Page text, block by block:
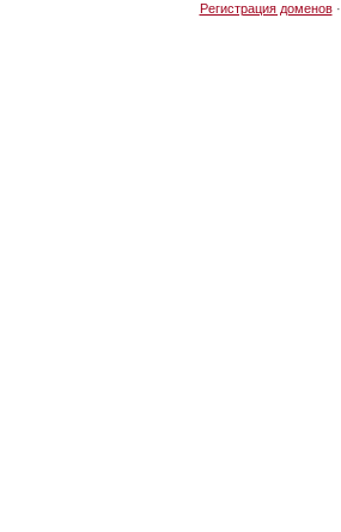
Регистрация доменов·